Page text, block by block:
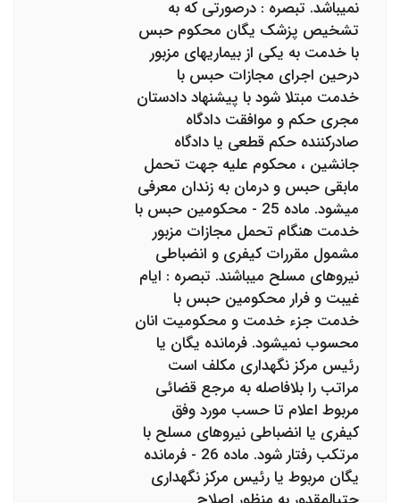
نمی‎باشد. تبصره : درصورتی که به
تشخیص پزشک یگان محکوم حبس
با خدمت به یکی از بیماریهای مزبور
درحین اجرای مجازات حبس با
خدمت مبتلا شود با پیشنهاد دادستان
مجری حکم و موافقت دادگاه
صادرکننده حکم قطعی یا دادگاه
جانشین ، محکوم علیه جهت تحمل
مابقی حبس و درمان به زندان معرفی
میشود. ماده 25 - محکومین حبس با
خدمت هنگام تحمل مجازات مزبور
مشمول مقررات کیفری و انضباطی
نیروهای مسلح می‎باشند. تبصره : ایام
غیبت و فرار محکومین حبس با
خدمت جزء خدمت و محکومیت انان
محسوب نمی‎شود. فرمانده یگان یا
رئیس مرکز نگهداری مکلف است
مراتب را بلافاصله به مرجع قضائی
مربوط اعلام تا حسب مورد وفق
کیفری یا انضباطی نیروهای مسلح با
مرتکب رفتار شود. ماده 26 - فرمانده
یگان مربوط یا رئیس مرکز نگهداری